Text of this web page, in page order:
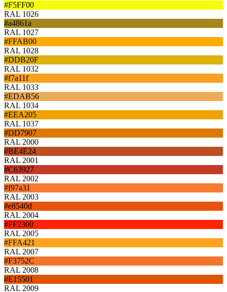
#F5FF00
RAL 1026
#a4861a
RAL 1027
#FFAB00
RAL 1028
#DDB20F
RAL 1032
#f7a11f
RAL 1033
#EDAB56
RAL 1034
#EEA205
RAL 1037
#DD7907
RAL 2000
#BE4E24
RAL 2001
#C63927
RAL 2002
#f97a31
RAL 2003
#e8540d
RAL 2004
#FF2300
RAL 2005
#FFA421
RAL 2007
#F3752C
RAL 2008
#E15501
RAL 2009